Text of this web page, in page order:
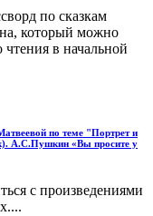
по сказкам
который можно
чтения в начальной
по теме "Портрет и
А.С.Пушкин «Вы просите у
с произведениями